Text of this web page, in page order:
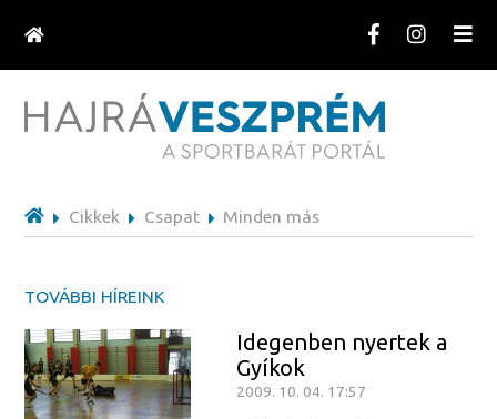
Cikkek Csapat Minden más
TOVÁBBI HÍREINK
Idegenben nyertek a
Gyíkok
2009. 10. 04. 17:57